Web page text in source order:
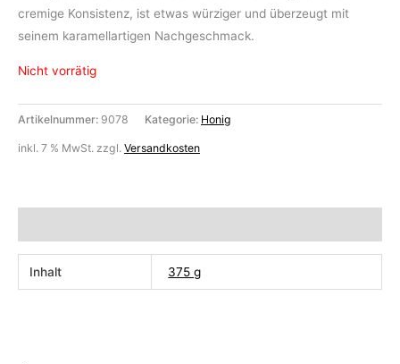
cremige Konsistenz, ist etwas würziger und überzeugt mit
seinem karamellartigen Nachgeschmack.
Nicht vorrätig
Artikelnummer: 9078 Kategorie: Honig
inkl. 7 % MwSt. zzgl. Versandkosten
Inhalt 375 g